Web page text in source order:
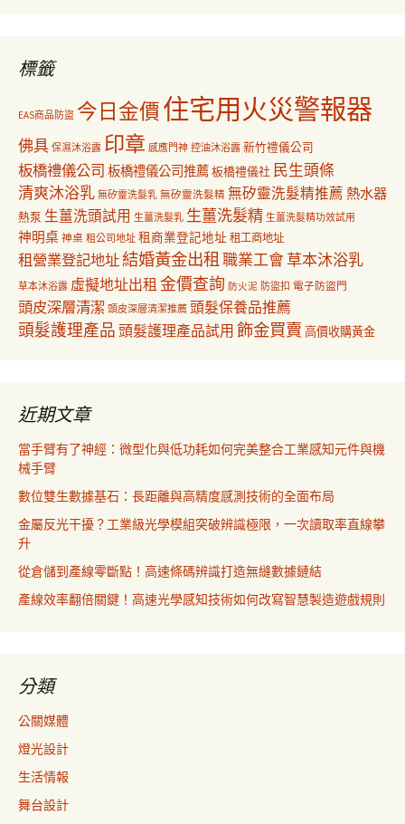
標籤
EAS商品防盜 今日金價住宅用火災警報器
佛具 保濕沐浴露 印章 感應門神 控油沐浴露 新竹禮儀公司
板橋禮儀公司 板橋禮儀公司推薦板橋禮儀社 民生頭條
清爽沐浴乳 無矽靈洗髮乳 無矽靈洗髮精 無矽靈洗髮精推薦 熱水器
熱泵 生薑洗頭試用 生薑洗髮乳 生薑洗髮精 生薑洗髮精功效試用
神明桌 神桌 租公司地址 租商業登記地址 租工商地址
租營業登記地址結婚黃金出租職業工會草本沐浴乳
草本沐浴露 虛擬地址出租 金價查詢 防火泥 防盜扣 電子防盜門
頭皮深層清潔 頭皮深層清潔推薦 頭髮保養品推薦
頭髮護理產品 頭髮護理產品試用 飾金買賣 高價收購黃金
近期文章
當手臂有了神經：微型化與低功耗如何完美整合工業感知元件與機
械手臂
數位雙生數據基石：長距離與高精度感測技術的全面布局
金屬反光干擾？工業級光學模組突破辨識極限，一次讀取率直線攀
升
從倉儲到產線零斷點！高速條碼辨識打造無縫數據鏈結
產線效率翻倍關鍵！高速光學感知技術如何改寫智慧製造遊戲規則
分類
公關媒體
燈光設計
生活情報
舞台設計